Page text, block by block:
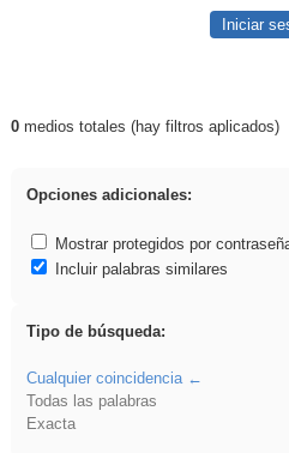
Iniciar
Resultados de: Crotona
0medios totales (hay filtros aplicados)
Opciones adicionales:
Mostrar protegidos por
Incluir palabras similares
Tipo de búsqueda:
Cualquier coincidencia
Todas las palabras
Exacta